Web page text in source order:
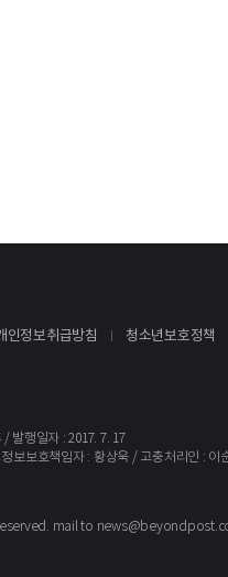
인정보취급방침 청소년보호정책
발행일자 : 2017. 7. 17
보보호책임자 : 황상욱 / 고충처리인 : 이
mail to